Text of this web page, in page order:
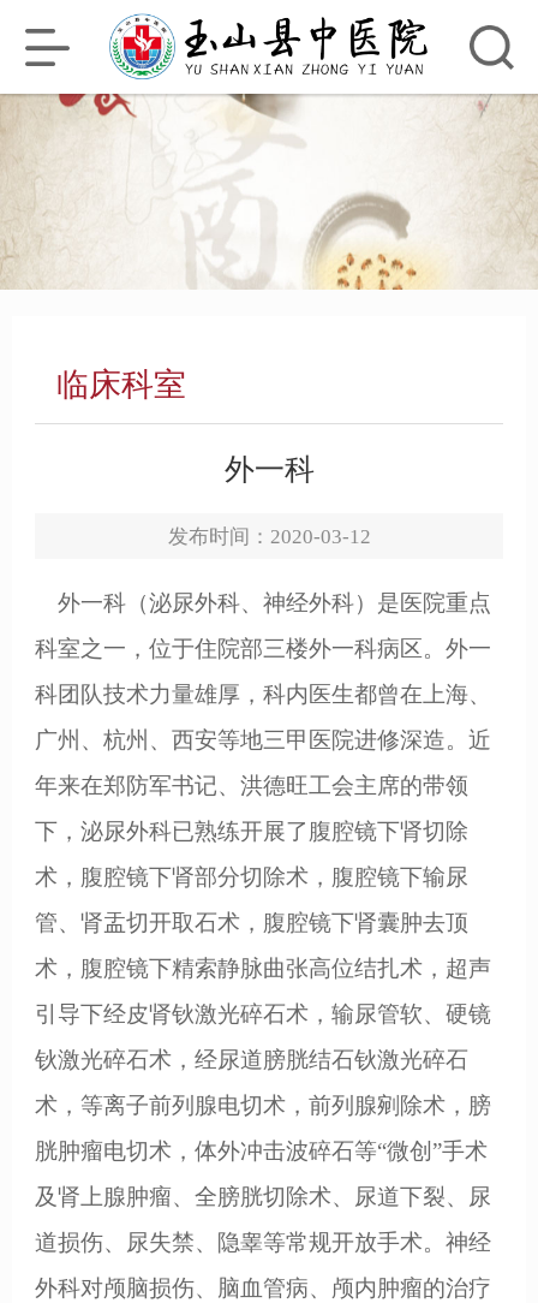
搜索
临床科室
外一科
发布时间：2020-03-12
外一科（泌尿外科、神经外科）是医院重点
科室之一，位于住院部三楼外一科病区。外一
科团队技术力量雄厚，科内医生都曾在上海、
广州、杭州、西安等地三甲医院进修深造。近
年来在郑防军书记、洪德旺工会主席的带领
下，泌尿外科已熟练开展了腹腔镜下肾切除
术，腹腔镜下肾部分切除术，腹腔镜下输尿
管、肾盂切开取石术，腹腔镜下肾囊肿去顶
术，腹腔镜下精索静脉曲张高位结扎术，超声
引导下经皮肾钬激光碎石术，输尿管软、硬镜
钬激光碎石术，经尿道膀胱结石钬激光碎石
术，等离子前列腺电切术，前列腺剜除术，膀
胱肿瘤电切术，体外冲击波碎石等“微创”手术
及肾上腺肿瘤、全膀胱切除术、尿道下裂、尿
道损伤、尿失禁、隐睾等常规开放手术。神经
外科对颅脑损伤、脑血管病、颅内肿瘤的治疗